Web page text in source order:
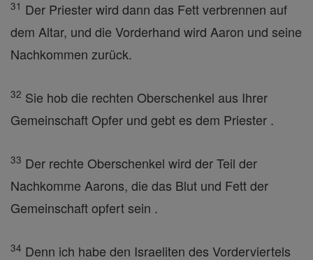
31 Der Priester wird dann das Fett verbrennen auf
dem Altar, und die Vorderhand wird Aaron und seine
Nachkommen zurück.
32 Sie hob die rechten Oberschenkel aus Ihrer
Gemeinschaft Opfer und gebt es dem Priester .
33 Der rechte Oberschenkel wird der Teil der
Nachkomme Aarons, die das Blut und Fett der
Gemeinschaft opfert sein .
34 Denn ich habe den Israeliten des Vorderviertels